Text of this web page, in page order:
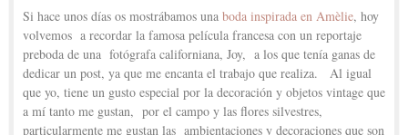
Si hace unos días os mostrábamos una boda inspirada en Amèlie, hoy
volvemos a recordar la famosa película francesa con un reportaje
preboda de una fotógrafa californiana, Joy, a los que tenía ganas de
dedicar un post, ya que me encanta el trabajo que realiza. Al igual
que yo, tiene un gusto especial por la decoración y objetos vintage que
a mí tanto me gustan, por el campo y las flores silvestres,
particularmente me gustan las ambientaciones y decoraciones que son